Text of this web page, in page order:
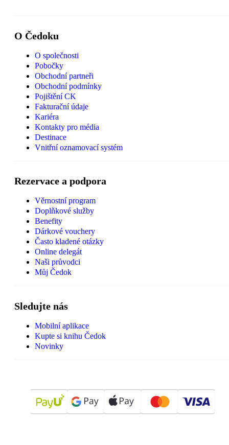
O Čedoku
O společnosti
Pobočky
Obchodní partneři
Obchodní podmínky
Pojištění CK
Fakturační údaje
Kariéra
Kontakty pro média
Destinace
Vnitřní oznamovací systém
Rezervace a podpora
Věrnostní program
Doplňkové služby
Benefity
Dárkové vouchery
Často kladené otázky
Online delegát
Naši průvodci
Můj Čedok
Sledujte nás
Mobilní aplikace
Kupte si knihu Čedok
Novinky